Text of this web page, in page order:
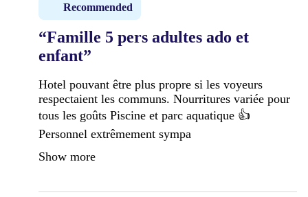
Recommended
“Famille 5 pers adultes ado et
enfant”
Hotel pouvant être plus propre si les voyeurs
respectaient les communs. Nourritures variée pour
tous les goûts Piscine et parc aquatique 👍
Personnel extrêmement sympa
Show more